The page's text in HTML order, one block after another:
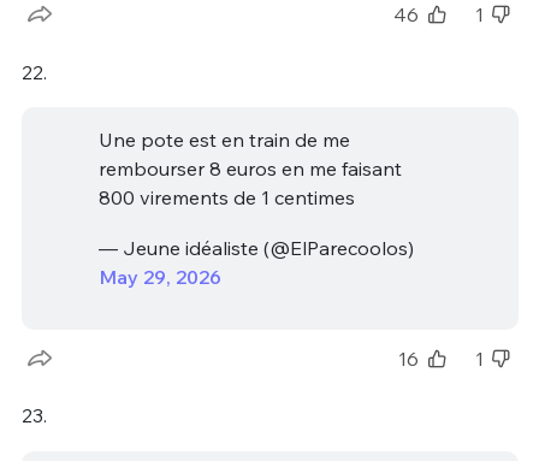
46 1
22.
Une pote est en train de me
rembourser 8 euros en me faisant
800 virements de 1 centimes
— Jeune idéaliste (@ElParecoolos)
May 29, 2026
16 1
23.